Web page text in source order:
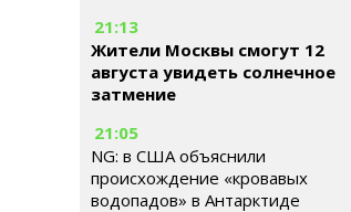
21:13
Жители Москвы смогут 12
августа увидеть солнечное
затмение
21:05
NG: в США объяснили
происхождение «кровавых
водопадов» в Антарктиде